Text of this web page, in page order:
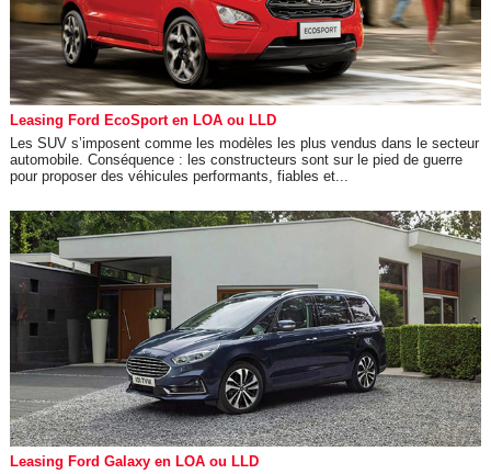
Leasing Ford EcoSport en LOA ou LLD
Les SUV s’imposent comme les modèles les plus vendus dans le secteur
automobile. Conséquence : les constructeurs sont sur le pied de guerre
pour proposer des véhicules performants, fiables et...
Leasing Ford Galaxy en LOA ou LLD